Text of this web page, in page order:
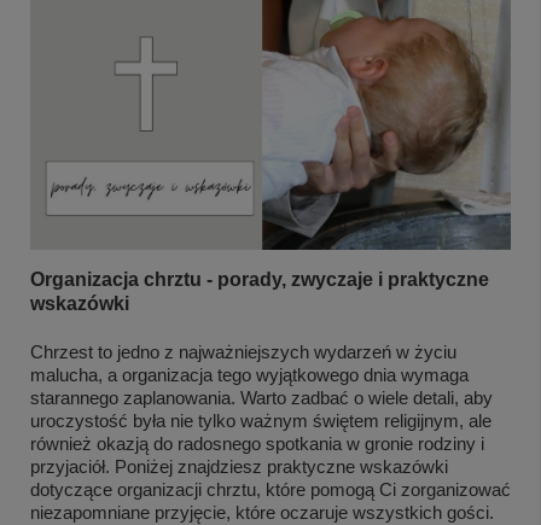
Organizacja chrztu - porady, zwyczaje i praktyczne
wskazówki
Chrzest to jedno z najważniejszych wydarzeń w życiu
malucha, a organizacja tego wyjątkowego dnia wymaga
starannego zaplanowania. Warto zadbać o wiele detali, aby
uroczystość była nie tylko ważnym świętem religijnym, ale
również okazją do radosnego spotkania w gronie rodziny i
przyjaciół. Poniżej znajdziesz praktyczne wskazówki
dotyczące organizacji chrztu, które pomogą Ci zorganizować
niezapomniane przyjęcie, które oczaruje wszystkich gości.